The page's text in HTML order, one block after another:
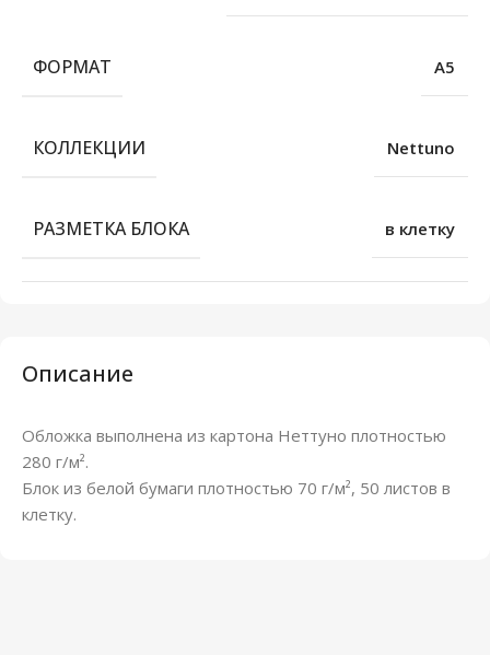
Описание
Обложка выполнена из картона Неттуно плотностью
280 г/м².
Блок из белой бумаги плотностью 70 г/м², 50 листов в
клетку.
ФОРМАТ А5
КОЛЛЕКЦИИ Nettuno
РАЗМЕТКА БЛОКА в клетку